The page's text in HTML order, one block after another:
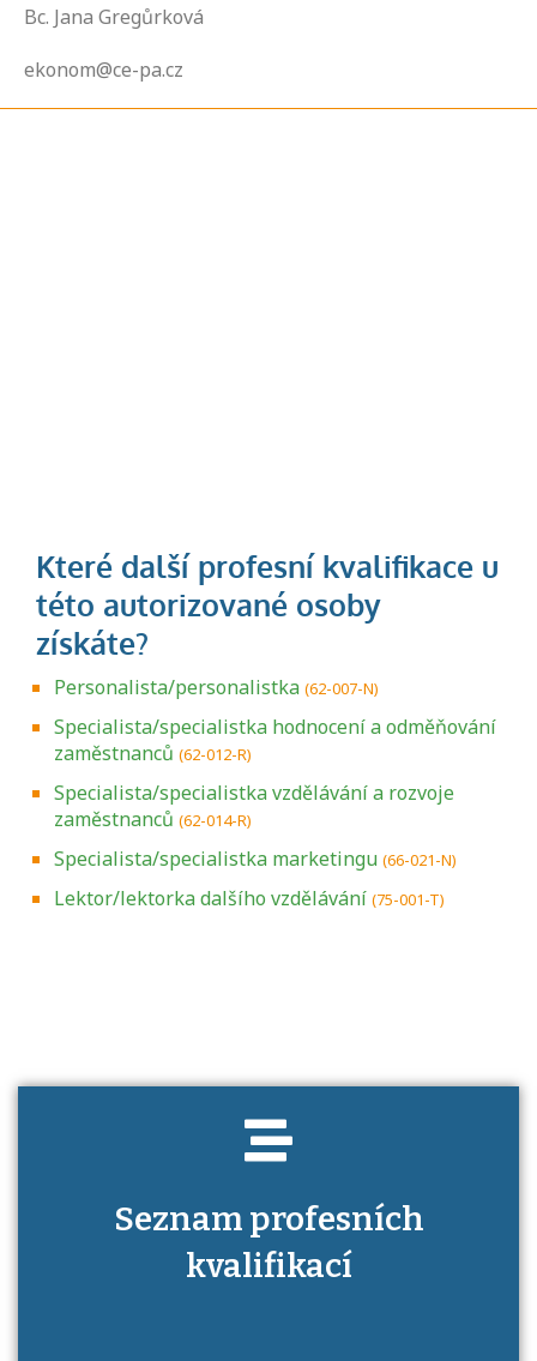
Bc. Jana Gregůrková
ekonom@ce-pa.cz
Personalista/personalistka (62-007-N)
Specialista/specialistka hodnocení a odměňování
zaměstnanců (62-012-R)
Specialista/specialistka vzdělávání a rozvoje
zaměstnanců (62-014-R)
Specialista/specialistka marketingu (66-021-N)
Lektor/lektorka dalšího vzdělávání (75-001-T)
Seznam profesních
kvalifikací
Projděte si seznam profesních kvalifikací.